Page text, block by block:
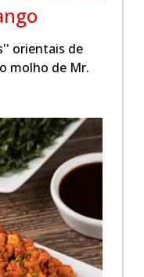
orientais de
molho de Mr.